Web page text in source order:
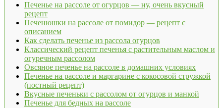
Печенье на рассоле от огурцов — ну, очень вкусный
рецепт
Печенюшки на рассоле от помидор — рецепт с
описанием
Как сделать печенье из рассола огурцов
Классический рецепт печенья с растительным маслом и
огуречным рассолом
Овсяное печенье на рассоле в домашних условиях
Печенье на рассоле и маргарине с кокосовой стружкой
(постный рецепт)
Вкусные печеньки с рассолом от огурцов и манкой
Печенье для бедных на рассоле